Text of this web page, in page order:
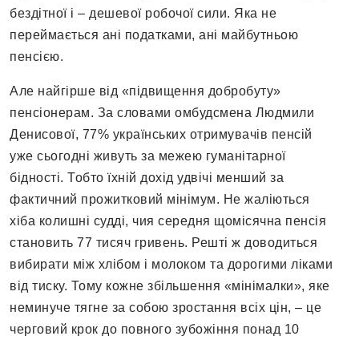
бездітної і – дешевої робочої сили. Яка не
переймається ані податками, ані майбутньою
пенсією.
Але найгірше від «підвищення добробуту»
пенсіонерам. За словами омбудсмена Людмили
Денисової, 77% українських отримувачів пенсій
уже сьогодні живуть за межею гуманітарної
бідності. Тобто їхній дохід удвічі менший за
фактичний прожитковий мінімум. Не жаліються
хіба колишні судді, чия середня щомісячна пенсія
становить 77 тисяч гривень. Решті ж доводиться
вибирати між хлібом і молоком та дорогими ліками
від тиску. Тому кожне збільшення «мінімалки», яке
неминуче тягне за собою зростання всіх цін, – це
черговий крок до повного зубожіння понад 10